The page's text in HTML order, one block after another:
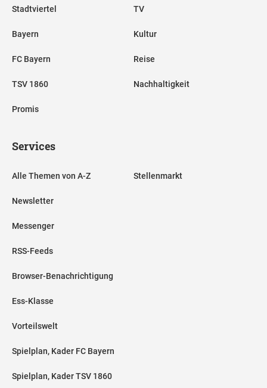
Stadtviertel
Bayern
FC Bayern
TSV 1860
Promis
TV
Kultur
Reise
Nachhaltigkeit
Services
Alle Themen von A-Z
Newsletter
Messenger
RSS-Feeds
Browser-Benachrichtigung
Ess-Klasse
Vorteilswelt
Spielplan, Kader FC Bayern
Spielplan, Kader TSV 1860
Stellenmarkt